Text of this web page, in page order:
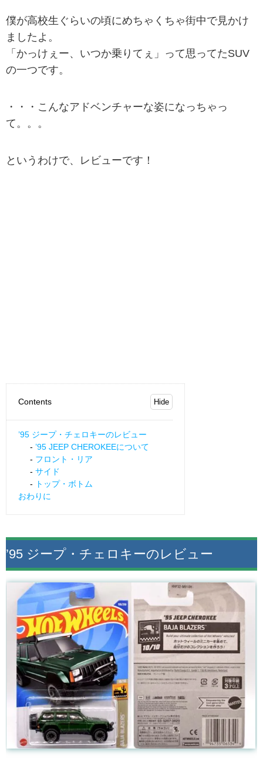
僕が高校生ぐらいの頃にめちゃくちゃ街中で見かけ
ましたよ。
「かっけぇー、いつか乗りてぇ」って思ってたSUV
の一つです。
・・・こんなアドベンチャーな姿になっちゃっ
て。。。
というわけで、レビューです！
Contents
’95 ジープ・チェロキーのレビュー
’95 JEEP CHEROKEEについて
フロント・リア
サイド
トップ・ボトム
おわりに
’95 ジープ・チェロキーのレビュー